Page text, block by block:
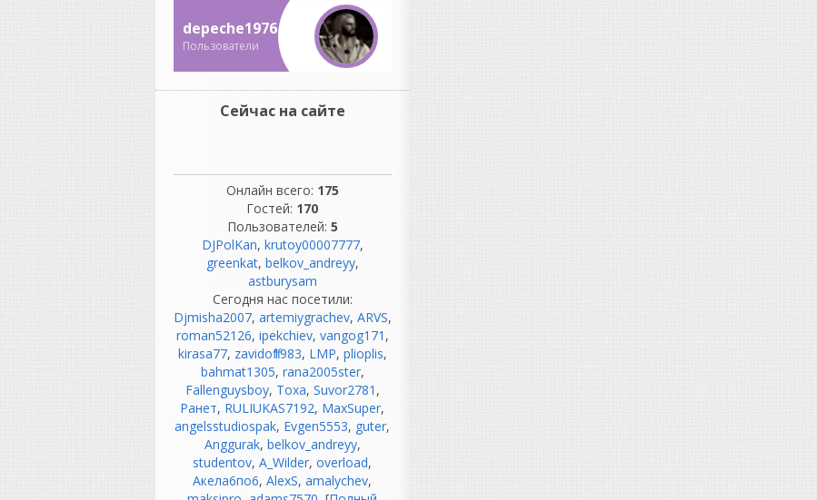
Там были:
огромные аналоговые
компрессоры, эквалайзеры;
обслуживание техники.
Инженеры тратили
огромное количество
времени на обслуживание
оборудования.
«Никто не ругался.»
Вот это вообще миф. 😄
Если почитать
воспоминания
звукорежиссеров 70-х, 80-х
и 90-х, они ругались
постоянно:
лента закончилась в самый
неподходящий момент;
магнитофон "зажевал"
мастер;
шумит предусилитель;
depeche1976
Пользователи
Сейчас на сайте
Онлайн всего: 175
Гостей: 170
Пользователей: 5
DJPolKan, krutoy00007777,
greenkat, belkov_andreyy,
astburysam
Сегодня нас посетили:
Djmisha2007, artemiygrachev, ARVS,
roman52126, ipekchiev, vangog171 ,
kirasa77, zavidoff1983, LMP, plioplis,
bahmat1305, rana2005ster,
Fallenguysboy, Тоха, Suvor2781 ,
Ранет, RULIUKAS7192, MaxSuper,
angelsstudiospak, Evgen5553, guter,
Anggurak, belkov_andreyy,
studentov, A_Wilder, overload,
Акела6по6, AlexS, amalychev,